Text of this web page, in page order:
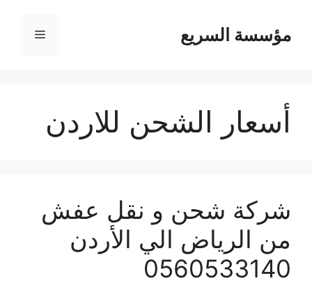
مؤسسة السريع القائمة
أسعار الشحن للاردن
شركة شحن و نقل عفش
من الرياض الي الأردن
0560533140